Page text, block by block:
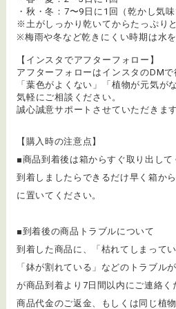
・秋・冬：7〜9日に1回（乾かし気味
※土がしっかり乾いてからたっぷり
※梅雨や冬など乾きにくい時期は水
【インスタでアフターフォロー】
アフターフォローはインスタのDMで
「葉色がよくない」「植物が元気が
気軽にご相談ください。
誠心誠意サポートさせていただきます
【購入時の注意点】
■商品到着後は箱からすぐ取り出して
到着しましたらできるだけ早く箱か
に置いてください。
■到着後の商品トラブルについて
到着した商品に、「枯れてしまって
「鉢が割れている」などのトラブル
が商品到着より7日間以内にご連絡く
商品代金のご返金、もしくは同じ植